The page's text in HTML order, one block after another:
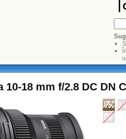
10-18 mm f/2.8 DC DN C